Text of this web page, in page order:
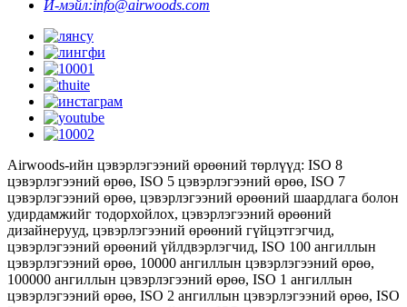
И-мэйл:info@airwoods.com
Airwoods-ийн цэвэрлэгээний өрөөний төрлүүд: ISO 8
цэвэрлэгээний өрөө, ISO 5 цэвэрлэгээний өрөө, ISO 7
цэвэрлэгээний өрөө, цэвэрлэгээний өрөөний шаардлага болон
удирдамжийг тодорхойлох, цэвэрлэгээний өрөөний
дизайнерууд, цэвэрлэгээний өрөөний гүйцэтгэгчид,
цэвэрлэгээний өрөөний үйлдвэрлэгчид, ISO 100 ангиллын
цэвэрлэгээний өрөө, 10000 ангиллын цэвэрлэгээний өрөө,
100000 ангиллын цэвэрлэгээний өрөө, ISO 1 ангиллын
цэвэрлэгээний өрөө, ISO 2 ангиллын цэвэрлэгээний өрөө, ISO